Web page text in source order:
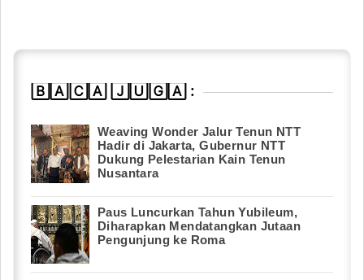
🄱🄰🄲🄰 🄹🅄🄶🄰 :
Weaving Wonder Jalur Tenun NTT
Hadir di Jakarta, Gubernur NTT
Dukung Pelestarian Kain Tenun
Nusantara
Paus Luncurkan Tahun Yubileum,
Diharapkan Mendatangkan Jutaan
Pengunjung ke Roma